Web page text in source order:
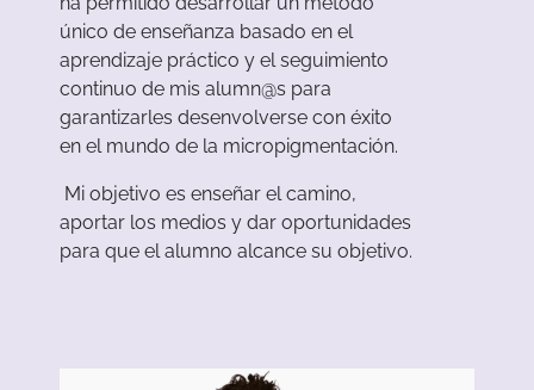
único de enseñanza basado en el
aprendizaje práctico y el seguimiento
continuo de mis alumn@s para
garantizarles desenvolverse con éxito
en el mundo de la micropigmentación.
Mi objetivo es enseñar el camino,
aportar los medios y dar oportunidades
para que el alumno alcance su objetivo.